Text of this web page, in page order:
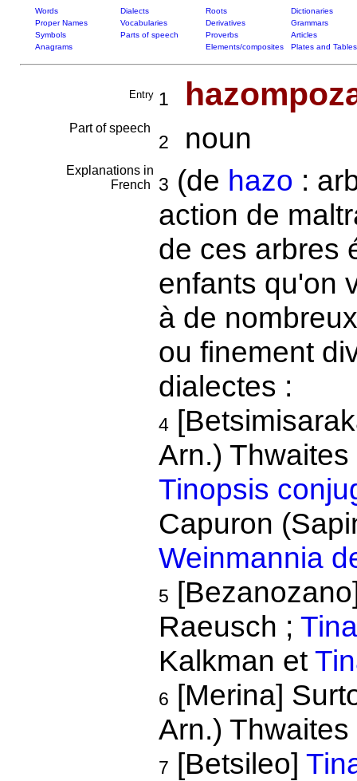
Words Dialects Roots
Dictionaries
Proper Names
Vocabularies Derivatives
Grammars
Symbols
Parts of speech Proverbs
Articles
Anagrams
Elements/composites Plates and Tables
Entry 1
Part of speech
2 noun
Explanations in
French
3 (de hazo :
action de
de ces arbres
enfants qu'on
à de
ou finement
dialectes :
4
Arn.)
Tinopsis
Capuron
Weinmannia
5
Raeusch ;
Kalkman et
6 [Merina]
Arn.)
7 [Betsileo]